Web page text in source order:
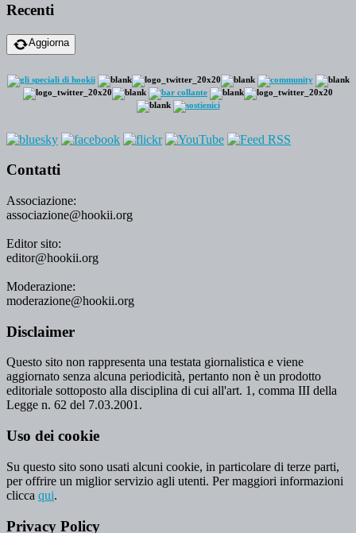
Recenti
Aggiorna
Contatti
Associazione:
associazione@hookii.org
Editor sito:
editor@hookii.org
Moderazione:
moderazione@hookii.org
Disclaimer
Questo sito non rappresenta una testata giornalistica e viene
aggiornato senza alcuna periodicità, pertanto non è un prodotto
editoriale sottoposto alla disciplina di cui all'art. 1, comma III della
Legge n. 62 del 7.03.2001.
Uso dei cookie
Su questo sito sono usati alcuni cookie, in particolare di terze parti,
per offrire un miglior servizio agli utenti. Per maggiori informazioni
clicca qui.
Privacy Policy